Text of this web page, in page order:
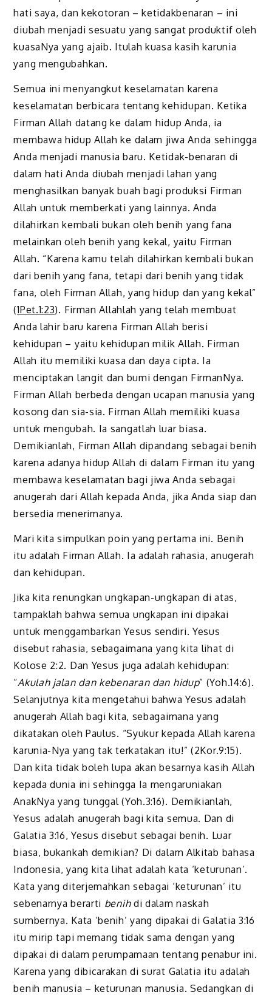
hati saya, dan kekotoran – ketidakbenaran – ini
diubah menjadi sesuatu yang sangat produktif oleh
kuasaNya yang ajaib. Itulah kuasa kasih karunia
yang mengubahkan.
Semua ini menyangkut keselamatan karena
keselamatan berbicara tentang kehidupan. Ketika
Firman Allah datang ke dalam hidup Anda, ia
membawa hidup Allah ke dalam jiwa Anda sehingga
Anda menjadi manusia baru. Ketidak-benaran di
dalam hati Anda diubah menjadi lahan yang
menghasilkan banyak buah bagi produksi Firman
Allah untuk memberkati yang lainnya. Anda
dilahirkan kembali bukan oleh benih yang fana
melainkan oleh benih yang kekal, yaitu Firman
Allah. “Karena kamu telah dilahirkan kembali bukan
dari benih yang fana, tetapi dari benih yang tidak
fana, oleh Firman Allah, yang hidup dan yang kekal”
(1Pet.1:23). Firman Allahlah yang telah membuat
Anda lahir baru karena Firman Allah berisi
kehidupan – yaitu kehidupan milik Allah. Firman
Allah itu memiliki kuasa dan daya cipta. Ia
menciptakan langit dan bumi dengan FirmanNya.
Firman Allah berbeda dengan ucapan manusia yang
kosong dan sia-sia. Firman Allah memiliki kuasa
untuk mengubah. Ia sangatlah luar biasa.
Demikianlah, Firman Allah dipandang sebagai benih
karena adanya hidup Allah di dalam Firman itu yang
membawa keselamatan bagi jiwa Anda sebagai
anugerah dari Allah kepada Anda, jika Anda siap dan
bersedia menerimanya.
Mari kita simpulkan poin yang pertama ini. Benih
itu adalah Firman Allah. Ia adalah rahasia, anugerah
dan kehidupan.
Jika kita renungkan ungkapan-ungkapan di atas,
tampaklah bahwa semua ungkapan ini dipakai
untuk menggambarkan Yesus sendiri. Yesus
disebut rahasia, sebagaimana yang kita lihat di
Kolose 2:2. Dan Yesus juga adalah kehidupan:
“Akulah jalan dan kebenaran dan hidup” (Yoh.14:6).
Selanjutnya kita mengetahui bahwa Yesus adalah
anugerah Allah bagi kita, sebagaimana yang
dikatakan oleh Paulus. “Syukur kepada Allah karena
karunia-Nya yang tak terkatakan itu!” (2Kor.9:15).
Dan kita tidak boleh lupa akan besarnya kasih Allah
kepada dunia ini sehingga Ia mengaruniakan
AnakNya yang tunggal (Yoh.3:16). Demikianlah,
Yesus adalah anugerah bagi kita semua. Dan di
Galatia 3:16, Yesus disebut sebagai benih. Luar
biasa, bukankah demikian? Di dalam Alkitab bahasa
Indonesia, yang kita lihat adalah kata ‘keturunan’.
Kata yang diterjemahkan sebagai ‘keturunan’ itu
sebenarnya berarti benihdi dalam naskah
sumbernya. Kata ‘benih’ yang dipakai di Galatia 3:16
itu mirip tapi memang tidak sama dengan yang
dipakai di dalam perumpamaan tentang penabur ini.
Karena yang dibicarakan di surat Galatia itu adalah
benih manusia – keturunan manusia. Sedangkan di